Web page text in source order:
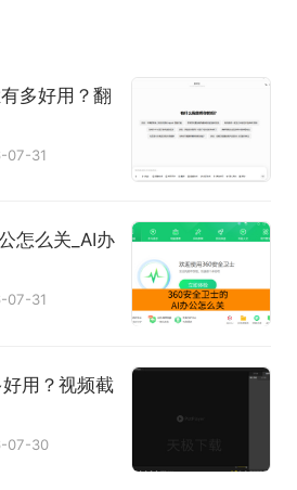
多好用？翻
07-31
怎么关_AI办
07-31
用？视频截
07-30